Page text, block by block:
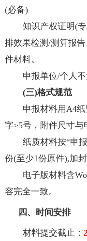
(必备)
知识产权证明(
排效果检测 /测算报
件材料。
申报单位/个人
(三)格式规范
申报材料用A4
字≥5号，附件尺寸与
纸质材料按“申
份(至少1份原件),加
电子版材料含
容完全一致。
四、时间安排
材料提交截止：